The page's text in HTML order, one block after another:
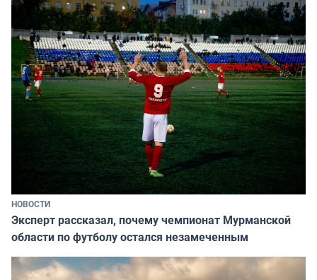
НОВОСТИ
Эксперт рассказал, почему чемпионат Мурманской
области по футболу остался незамеченным